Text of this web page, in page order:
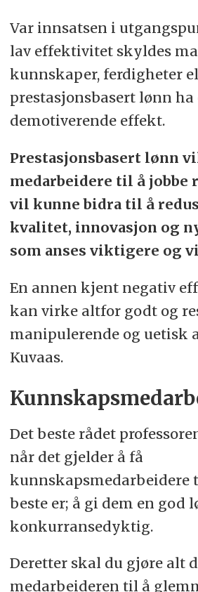
Var innsatsen i
lav effektivitet skyldes
kunnskaper, ferdigheter
prestasjonsbasert lønn ha
demotiverende effekt.
Prestasjonsbasert lønn
medarbeidere til å jobbe
vil kunne bidra til å
kvalitet, innovasjon og
som anses viktigere og
En annen kjent negativ
kan virke altfor godt og
manipulerende og uetisk
Kuvaas.
Det beste rådet
når det gjelder å få
kunnskapsmedarbeidere
beste er; å gi dem en god
konkurransedyktig.
Deretter skal du gjøre alt
medarbeideren til å